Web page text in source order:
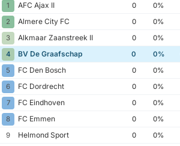
1 AFC Ajax II 0 0%
2
Almere City FC 0 0%
3
Alkmaar Zaanstreek II 0 0%
4
BV De Graafschap 0 0%
5
FC Den Bosch 0 0%
6
FC Dordrecht 0 0%
7
FC Eindhoven 0 0%
8
FC Emmen 0 0%
9
Helmond Sport 0 0%